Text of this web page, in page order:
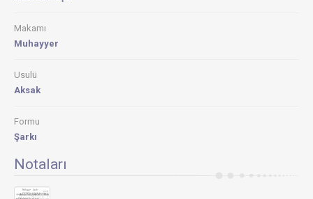
Makamı
Muhayyer
Usulü
Aksak
Formu
Şarkı
Notaları